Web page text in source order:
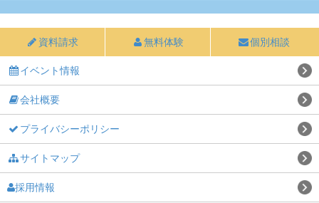
資料請求 無料体験 個別相談
イベント情報
会社概要
プライバシーポリシー
サイトマップ
採用情報